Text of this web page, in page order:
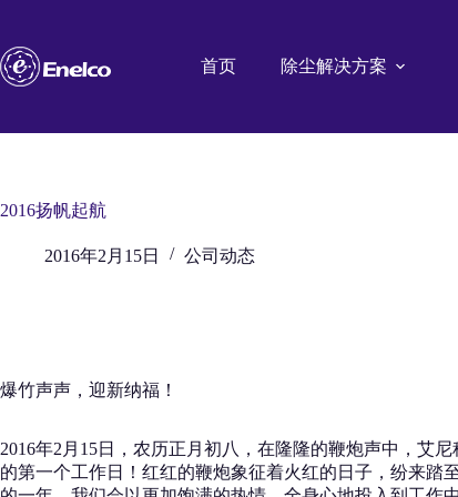
内
容
首页 除尘解决方案
2016扬帆起航
2016年2月15日 公司动态
爆竹声声，迎新纳福！
2016年2月15日，农历正月初八，在隆隆的鞭炮声中，艾
的第一个工作日！红红的鞭炮象征着火红的日子，纷来踏